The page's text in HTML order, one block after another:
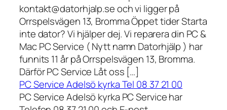
kontakt@datorhjalp.se och vi ligger på
Orrspelsvägen 13, Bromma Öppet tider Starta
inte dator? Vi hjälper dej. Vi reparera din PC &
Mac PC Service ( Nytt namn Datorhjälp ) har
funnits 11 år på Orrspelsvägen 13, Bromma.
Därför PC Service Låt oss […]
PC Service Adelsö kyrka Tel 08 37 21 00
PC Service Adelsö kyrka PC Service har